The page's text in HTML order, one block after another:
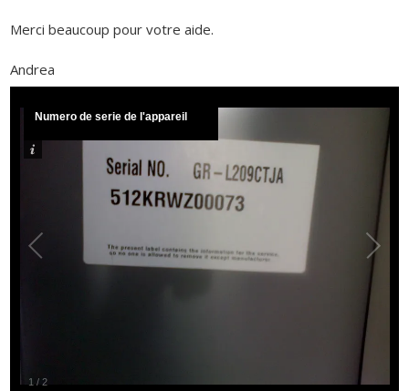
Merci beaucoup pour votre aide.
Andrea
1 /2
Numero de serie de l'appareil